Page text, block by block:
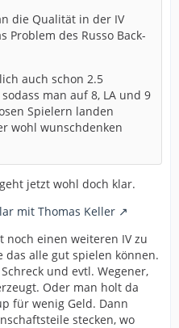
die Qualität in der IV
Problem des Russo Back-
auch schon 2.5
man auf 8, LA und 9
Spielern landen
wohl wunschdenken
jetzt wohl doch klar.
mit Thomas Keller
noch einen weiteren IV zu
das alle gut spielen können.
und evtl. Wegener,
Oder man holt da
für wenig Geld. Dann
stecken, wo